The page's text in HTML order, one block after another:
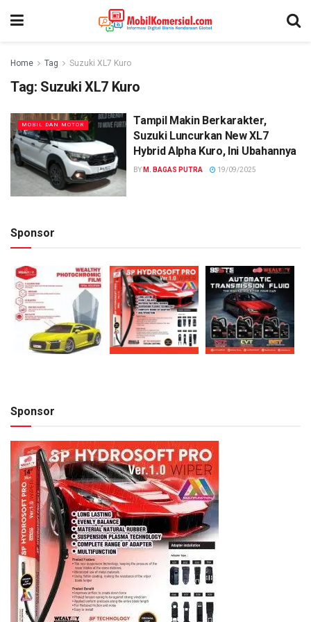
Home Tag Suzuki XL7 Kuro
Tag: Suzuki XL7 Kuro
MOBIL DAN MOTOR
Tampil Makin Berkarakter,
Suzuki Luncurkan New XL7
Hybrid Alpha Kuro, Ini Ubahannya
BY M. BAGAS PUTRA 19/09/2025
Sponsor
Sponsor